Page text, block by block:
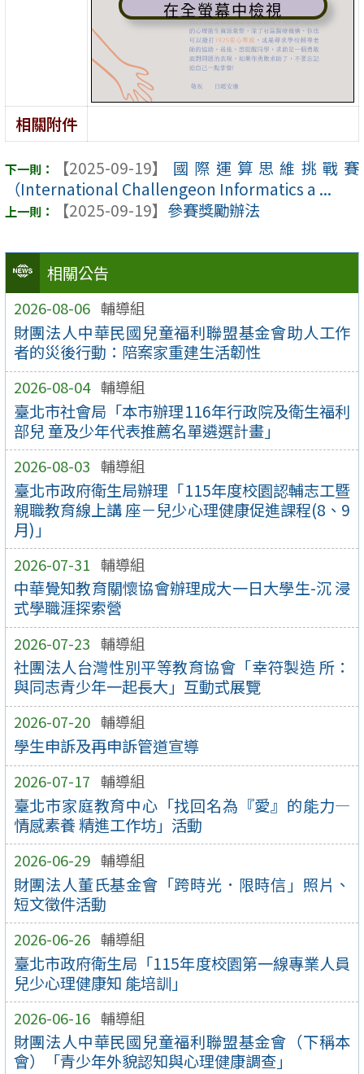
相關公告
2026-08-06 輔導組
財團法人中華民國兒童福利聯盟基金會助人⼯作
者的災後行動：陪案家重建生活韌性
2026-08-04 輔導組
臺北市社會局「本市辦理116年行政院及衛生福利
部兒 童及少年代表推薦名單遴選計畫」
2026-08-03 輔導組
臺北市政府衛生局辦理「115年度校園認輔志工暨
親職教育線上講 座－兒少心理健康促進課程(8、9
月)」
2026-07-31 輔導組
中華覺知教育關懷協會辦理成大一日大學生-沉 浸
式學職涯探索營
2026-07-23 輔導組
社團法人台灣性別平等教育協會「幸符製造 所：
與同志青少年一起長大」互動式展覽
2026-07-20 輔導組
學生申訴及再申訴管道宣導
2026-07-17 輔導組
臺北市家庭教育中心「找回名為『愛』的能力—
情感素養 精進工作坊」活動
2026-06-29 輔導組
財團法人董氏基金會「跨時光．限時信」照片、
短文徵件活動
2026-06-26 輔導組
臺北市政府衛生局「115年度校園第一線專業人員
兒少心理健康知 能培訓」
2026-06-16 輔導組
財團法人中華民國兒童福利聯盟基金會（下稱本
會）「青少年外貌認知與心理健康調查」
在全螢幕中檢視
相關附件
【2025-09-19】
國際運算思維挑戰賽
（International Challengeon Informatics a ...
【2025-09-19】 參賽獎勵辦法